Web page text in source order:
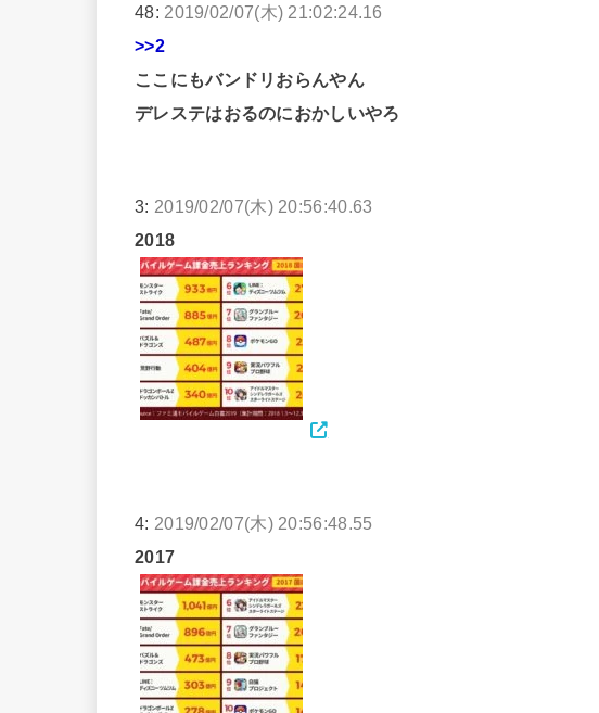
48: 2019/02/07(木) 21:02:24.16
>>2
ここにもバンドリおらんやん
デレステはおるのにおかしいやろ
3: 2019/02/07(木) 20:56:40.63
2018
4: 2019/02/07(木) 20:56:48.55
2017